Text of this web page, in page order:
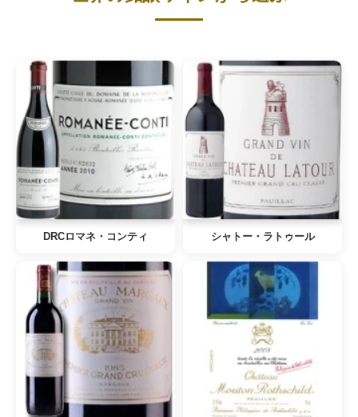
DRCロマネ・コンティ シャトー・ラトゥール